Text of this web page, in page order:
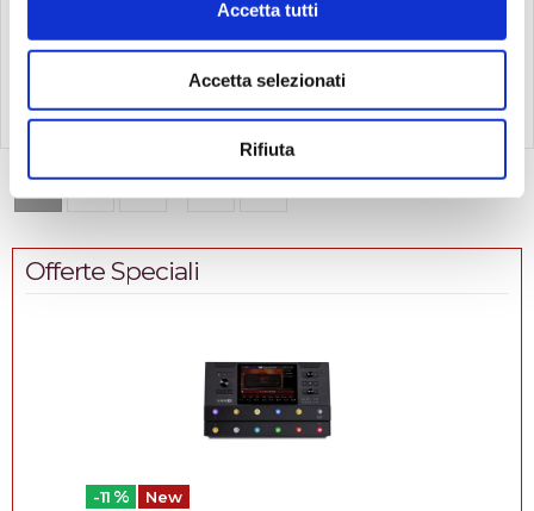
Accetta tutti
Accetta selezionati
Rifiuta
17,00mm-Rim medio largo -
Rim arrotondato -Argentato
Compra
larghezza-Argentato
79,00
1 2 3 12 Vedi1-24di267
Offerte Speciali
-11 % New